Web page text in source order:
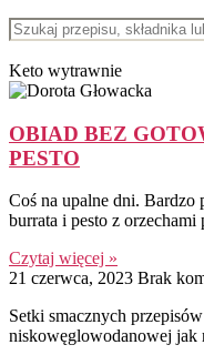
Keto wytrawnie
OBIAD BEZ
PESTO
Coś na upalne dni. Bardzo
burrata i pesto z orzechami
Czytaj więcej »
21 czerwca, 2023 Brak
Setki smacznych
niskowęglowodanowej jak